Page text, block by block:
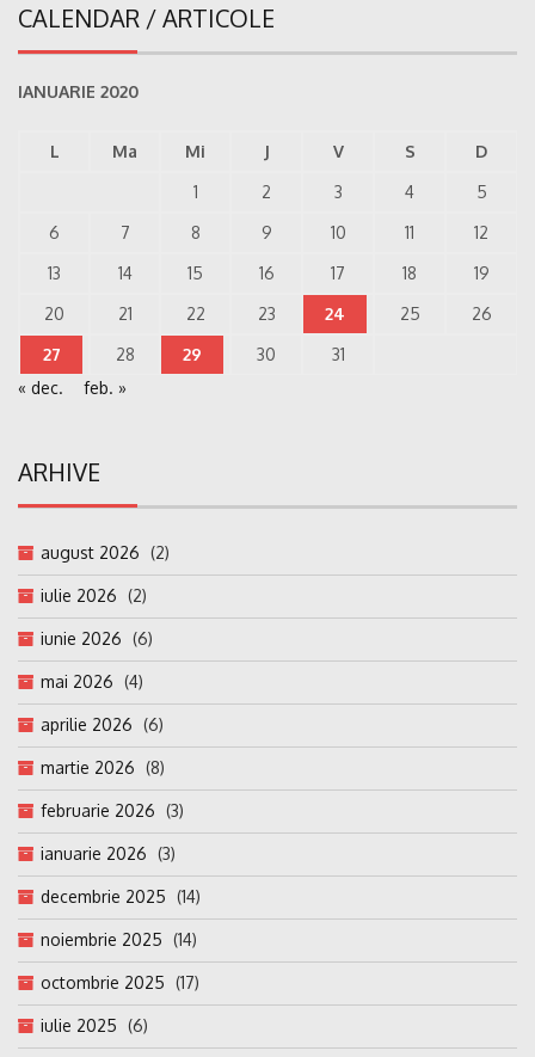
CALENDAR / ARTICOLE
IANUARIE 2020
L Ma Mi J V S
D
1
2 3 4
5
6
7 8 9 10 11
12
13
14 15 16 17 18
19
20
21 22 23 24 25
26
27
28 29 30
31
« dec.
feb. »
ARHIVE
august 2026 (2)
iulie 2026 (2)
iunie 2026 (6)
mai 2026 (4)
aprilie 2026 (6)
martie 2026 (8)
februarie 2026 (3)
ianuarie 2026 (3)
decembrie 2025 (14)
noiembrie 2025 (14)
octombrie 2025 (17)
iulie 2025 (6)